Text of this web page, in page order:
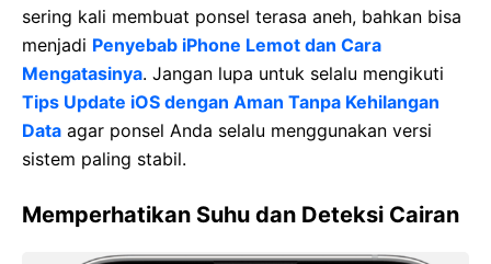
sering kali membuat ponsel terasa aneh, bahkan bisa
menjadi Penyebab iPhone Lemot dan Cara
Mengatasinya. Jangan lupa untuk selalu mengikuti
Tips Update iOS dengan Aman Tanpa Kehilangan
Data agar ponsel Anda selalu menggunakan versi
sistem paling stabil.
Memperhatikan Suhu dan Deteksi Cairan